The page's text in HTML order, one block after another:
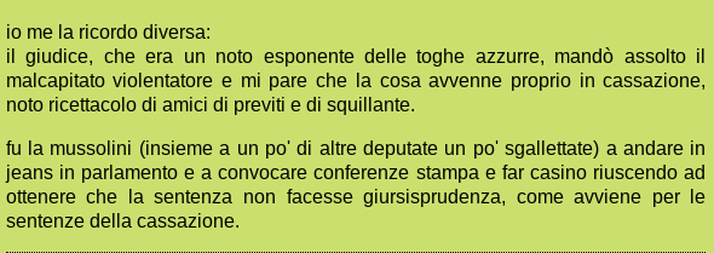
io me la ricordo diversa:
il giudice, che era un noto esponente delle toghe azzurre, mandò assolto il
malcapitato violentatore e mi pare che la cosa avvenne proprio in cassazione,
noto ricettacolo di amici di previti e di squillante.
fu la mussolini (insieme a un po' di altre deputate un po' sgallettate) a andare in
jeans in parlamento e a convocare conferenze stampa e far casino riuscendo ad
ottenere che la sentenza non facesse giursisprudenza, come avviene per le
sentenze della cassazione.